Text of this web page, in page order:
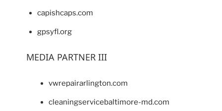
capishcaps.com
gpsyfl.org
MEDIA PARTNER III
vwrepairarlington.com
cleaningservicebaltimore-md.com